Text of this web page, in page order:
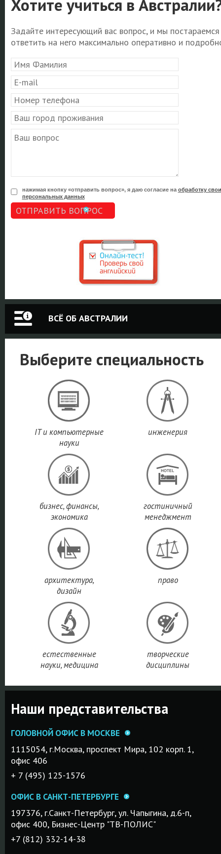
Хотите учиться в
Задайте интересующий вас вопрос, и мы постараемся
ответить на него максимально оперативно и
нажимая кнопку «отправить вопрос», я даю согласие на обработку
персональных данных
ОТПРАВИТЬ ВОПРОС
ВСЁ ОБ АВСТРАЛИИ
Выберите специальность
IT и компьютерные
науки
инженерия
бизнес, финансы,
экономика
гостиничный
менеджмент
архитектура,
дизайн
право
естественные
науки, медицина
творческие
дисциплины
Наши представительства
ГОЛОВНОЙ ОФИС В МОСКВЕ
1115054, г.Mосква, проспект Мира, 102 корп. 1,
офис 406
+ 7 (495) 125-1576
ОФИС В САНКТ-ПЕТЕРБУРГЕ
197376, г.Санкт-Петербург, ул. Чапыгина, д.6-п,
офис 400, Бизнес-Центр "ТВ-ПОЛИС"
+7 (812) 332-14-38